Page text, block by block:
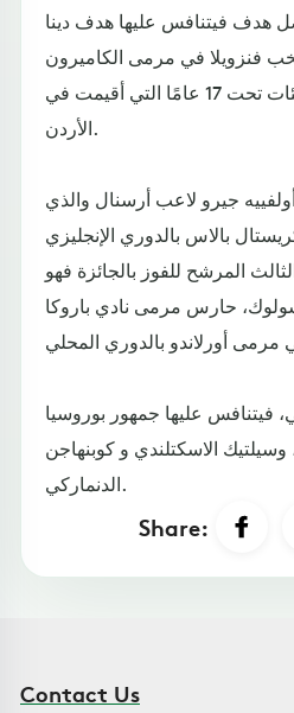
هدف فيتنافس عليها هدف دينا
فنزويلا في مرمى الكاميرون
خلال مونديال الناشئات تحت 17 عامًا التي أقيمت في
الأردن.
جيرو لاعب أرسنال والذي
بالاس بالدوري الإنجليزي
المرشح للفوز بالجائزة فهو
حارس مرمى نادي باروكا
فيتنافس عليها جمهور بوروسيا
وسيلتيك الاسكتلندي و كوبنهاجن
الدنماركي.
Share:
Contact Us